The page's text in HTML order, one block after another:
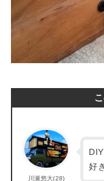
川瀬悠大(28)
好